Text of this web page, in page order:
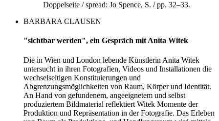
Doppelseite / spread: Jo Spence, S. / pp. 32–33.
BARBARA CLAUSEN
"sichtbar werden", ein Gespräch mit Anita Witek
Die in Wien und London lebende Künstlerin Anita Witek
untersucht in ihren Fotografien, Videos und Installationen die
wechselseitigen Konstituierungen und
Abgrenzungsmöglichkeiten von Raum, Körper und Identität.
An Hand von gefundenem, angeeignetem und selbst
produziertem Bildmaterial reflektiert Witek Momente der
Produktion und Repräsentation in der Fotografie. Das Erleben